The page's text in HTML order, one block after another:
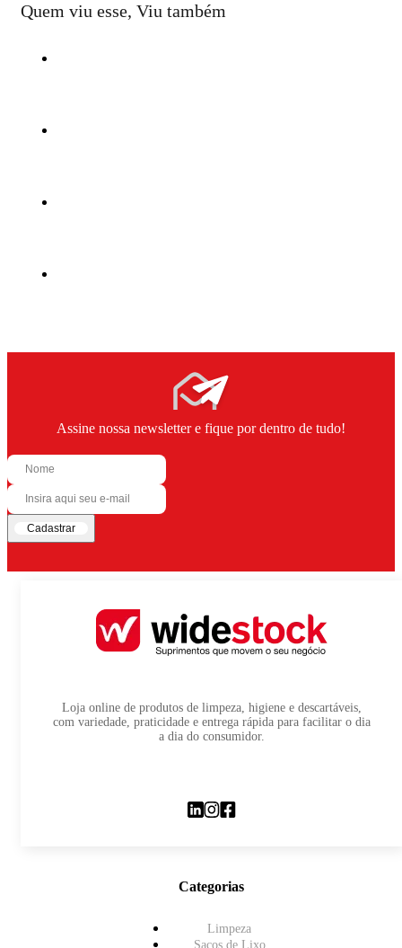
Quem viu esse, Viu também
Assine nossa newsletter e fique por dentro de tudo!
Cadastrar
Loja online de produtos de limpeza, higiene e descartáveis,
com variedade, praticidade e entrega rápida para facilitar o dia
a dia do consumidor.
Categorias
Limpeza
Sacos de Lixo